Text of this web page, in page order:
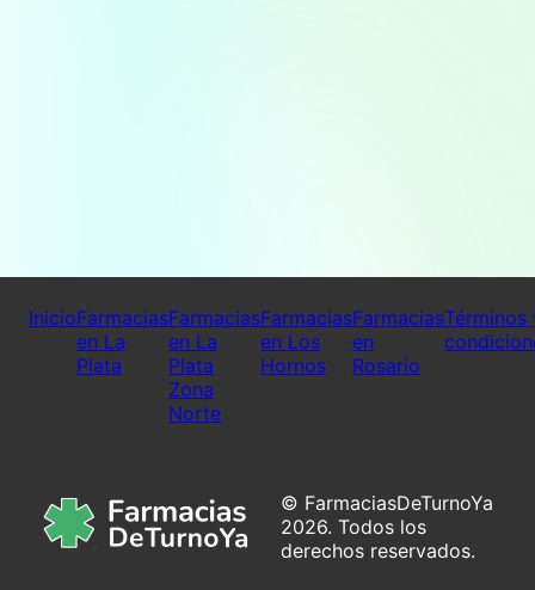
InicioFarmacias
en La
Plata
Farmacias
en La
Plata
Zona
Norte
Farmacias
en Los
Hornos
Farmacias
en
Rosario
Términos
© FarmaciasDeTurnoYa
2026. Todos los
derechos reservados.